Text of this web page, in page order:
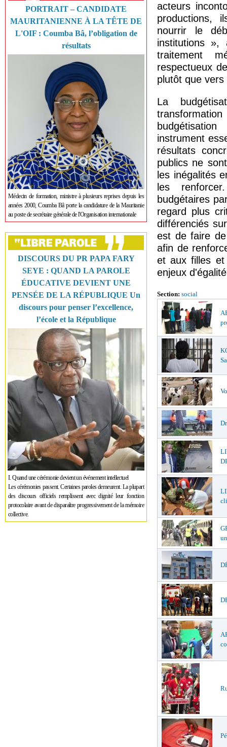
PORTRAIT – CANDIDATE
MAURITANIENNE À LA TÊTE DE
L'OIF : Coumba Bâ, l’obligation de
résultats
Médecin de formation, ministre à plusieurs reprises depuis les
années 2000, Coumba Bâ porte la candidature de la Mauritanie
au poste de secrétaire générale de l'Organisation internationale
DISCOURS DU PR PAPA FARY
SEYE : QUAND LA PAROLE
ÉDUCATIVE DEVIENT UNE
PENSÉE DE LA RÉPUBLIQUE Un
discours pour penser l’excellence,
l’école et la République
I. Quand une cérémonie devient un événement intellectuel
Les cérémonies passent. Certaines paroles demeurent. La plupart
des discours officiels remplissent avec dignité leur fonction
protocolaire avant de disparaître progressivement de la mémoire
collective.
acteurs
productions,
nourrir le
institutions »,
traitement
respectueux
plutôt que
La
instrument
résultats
publics ne
les inégalités
les
budgétaires
regard plus
différenciés
est de faire
afin de
et aux filles et
enjeux
Section: social